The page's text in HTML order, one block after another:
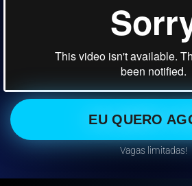
EU QUERO
Vagas limitadas!